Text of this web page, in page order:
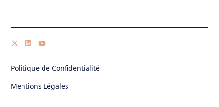
Politique de Confidentialité
Mentions Légales